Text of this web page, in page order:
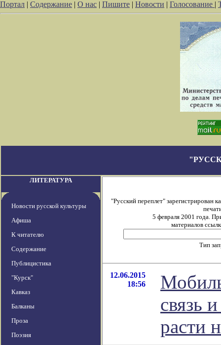
Портал | Содержание | О нас | Пишите | Новости | Голосование |
ЛИТЕРАТУРА
Новости русской культуры
Афиша
К читателю
Содержание
Публицистика
"Курск"
Кавказ
Балканы
Проза
Поэзия
"Русский переплет" зарегистрирован
5 февраля 2001 года.
материалов
Тип
12.06.2015
18:56
связь
расти